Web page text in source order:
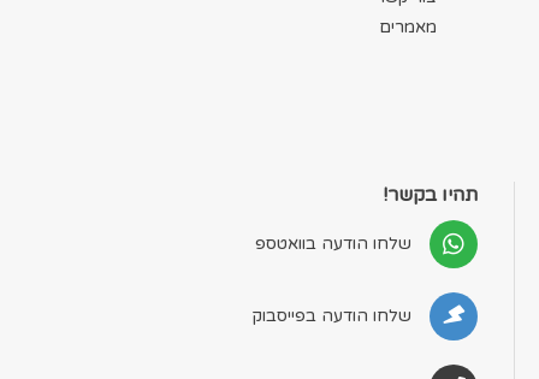
מאמרים
תהיו בקשר!
שלחו הודעה בוואטספ
שלחו הודעה בפייסבוק